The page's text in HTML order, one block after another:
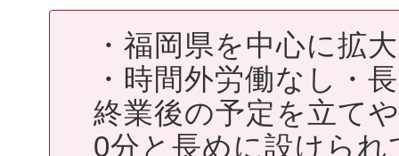
・福岡県を中心に拡
・時間外労働なし・
終業後の予定を立て
0分と長めに設けら